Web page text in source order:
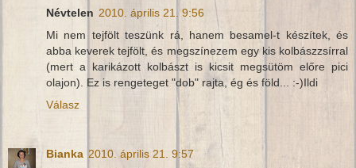
Névtelen 2010. április 21. 9:56
Mi nem tejfölt teszünk rá, hanem besamel-t készítek, és
abba keverek tejfölt, és megszínezem egy kis kolbászzsírral
(mert a karikázott kolbászt is kicsit megsütöm előre pici
olajon). Ez is rengeteget "dob" rajta, ég és föld... :-)Ildi
Válasz
Bianka 2010. április 21. 9:57